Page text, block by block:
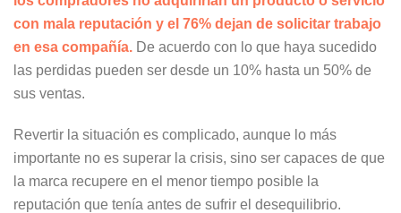
con mala reputación y el 76% dejan de solicitar trabajo
en esa compañía. De acuerdo con lo que haya sucedido
las perdidas pueden ser desde un 10% hasta un 50% de
sus ventas.
Revertir la situación es complicado, aunque lo más
importante no es superar la crisis, sino ser capaces de que
la marca recupere en el menor tiempo posible la
reputación que tenía antes de sufrir el desequilibrio.